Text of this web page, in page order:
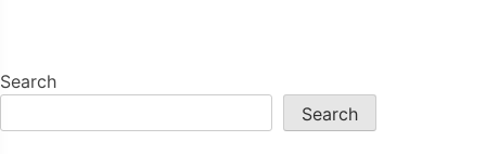
Search
Search